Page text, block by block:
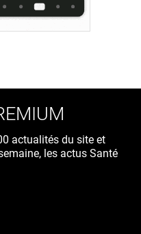
actualités du site et
les actus Santé